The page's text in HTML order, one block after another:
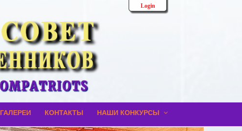
Login
ГАЛЕРЕИ КОНТАКТЫ НАШИ КОНКУРСЫ